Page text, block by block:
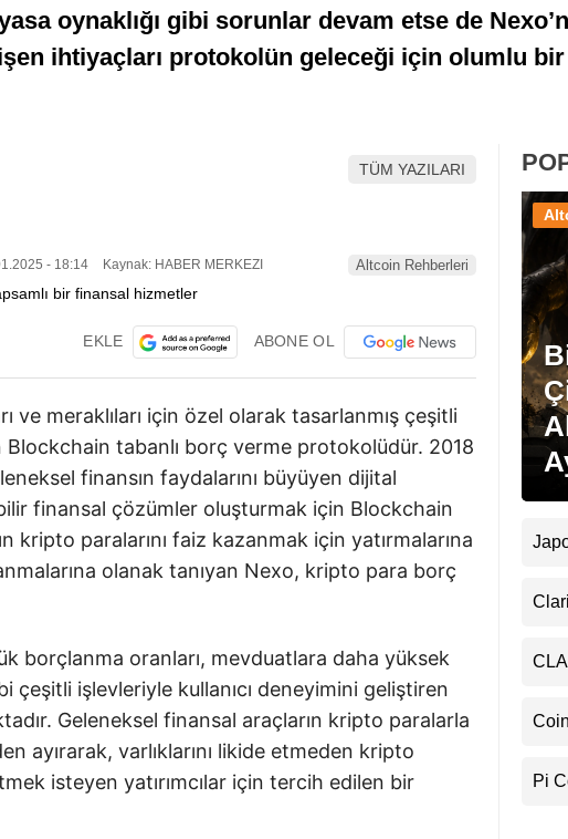
oynaklığı gibi sorunlar devam etse de
ihtiyaçları protokolün geleceği için olumlu
TÜM YAZILARI
- 18:14 Kaynak: HABER MERKEZI Altcoin Rehberleri
EKLE ABONE OL
ve meraklıları için özel olarak tasarlanmış çeşitli
tabanlı borç verme protokolüdür. 2018
finansın faydalarını büyüyen dijital
finansal çözümler oluşturmak için Blockchain
kripto paralarını faiz kazanmak için yatırmalarına
olanak tanıyan Nexo, kripto para borç
borçlanma oranları, mevduatlara daha yüksek
çeşitli işlevleriyle kullanıcı deneyimini geliştiren
Geleneksel finansal araçların kripto paralarla
ayırarak, varlıklarını likide etmeden kripto
isteyen yatırımcılar için tercih edilen bir
Pi